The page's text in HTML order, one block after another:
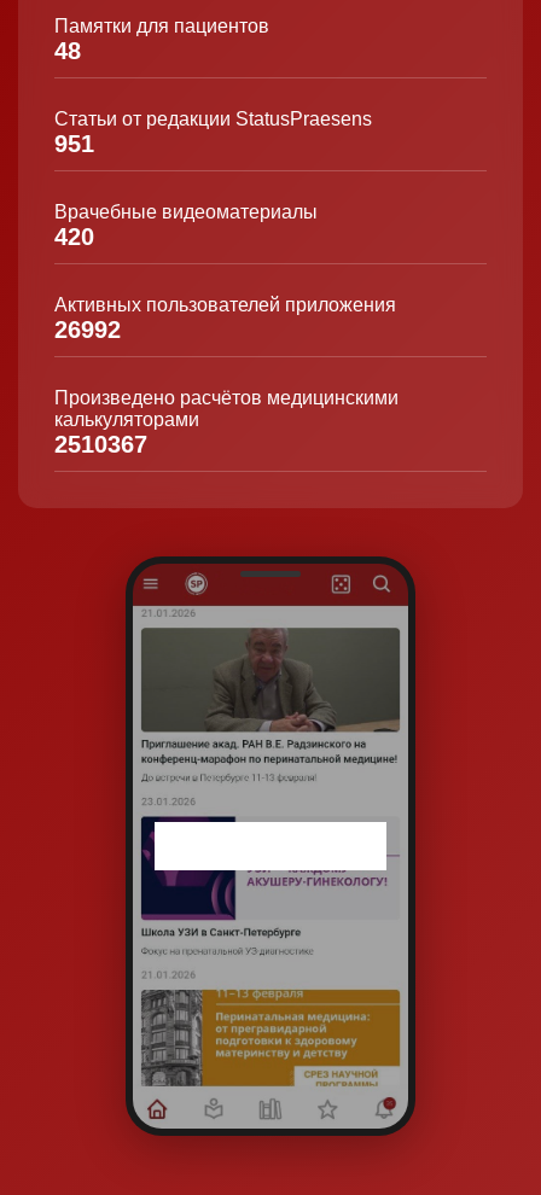
Памятки для пациентов
48
Статьи от редакции StatusPraesens
951
Врачебные видеоматериалы
420
Активных пользователей приложения
26992
Произведено расчётов медицинскими
калькуляторами
2510367